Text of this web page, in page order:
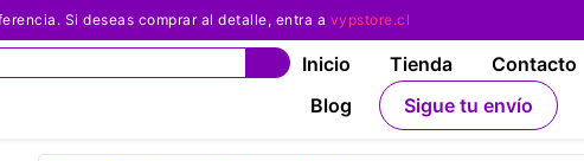
Si deseas comprar al detalle, entra a vypstore.cl
Inicio Tienda Contacto
Blog
Sigue tu envío